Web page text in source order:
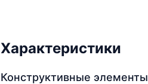
Характеристики
Конструктивные элементы